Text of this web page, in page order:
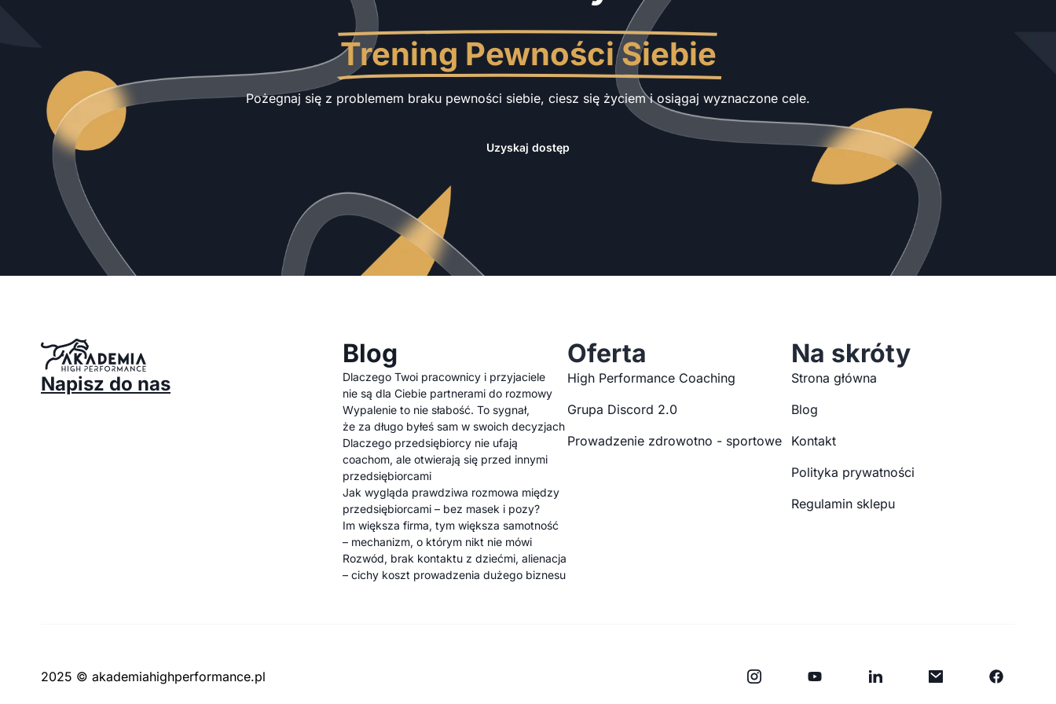
Trening Pewności Siebie
Pożegnaj się z problemem braku pewności siebie, ciesz się życiem i osiągaj wyznaczone cele.
Uzyskaj dostęp
Napisz do nas
Blog
Dlaczego Twoi pracownicy i przyjaciele
nie są dla Ciebie partnerami do rozmowy
Wypalenie to nie słabość. To sygnał,
że za długo byłeś sam w swoich decyzjach
Dlaczego przedsiębiorcy nie ufają
coachom, ale otwierają się przed innymi
przedsiębiorcami
Jak wygląda prawdziwa rozmowa między
przedsiębiorcami – bez masek i pozy?
Im większa firma, tym większa samotność
– mechanizm, o którym nikt nie mówi
Rozwód, brak kontaktu z dziećmi, alienacja
– cichy koszt prowadzenia dużego biznesu
Oferta
High Performance Coaching
Grupa Discord 2.0
Prowadzenie zdrowotno - sportowe
Na skróty
Strona główna
Blog
Kontakt
Polityka prywatności
Regulamin sklepu
2025 © akademiahighperformance.pl
o
a